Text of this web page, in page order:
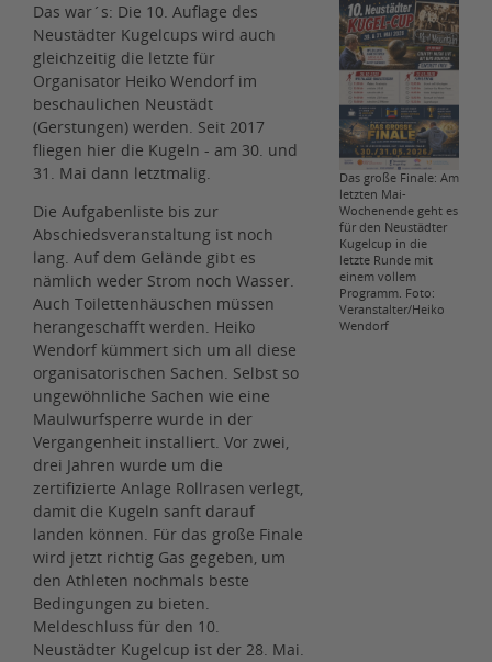
Das war´s: Die 10. Auflage des
Neustädter Kugelcups wird auch
gleichzeitig die letzte für
Organisator Heiko Wendorf im
beschaulichen Neustädt
(Gerstungen) werden. Seit 2017
fliegen hier die Kugeln - am 30. und
31. Mai dann letztmalig.
Die Aufgabenliste bis zur
Abschiedsveranstaltung ist noch
lang. Auf dem Gelände gibt es
nämlich weder Strom noch Wasser.
Auch Toilettenhäuschen müssen
herangeschafft werden. Heiko
Wendorf kümmert sich um all diese
organisatorischen Sachen. Selbst so
ungewöhnliche Sachen wie eine
Maulwurfsperre wurde in der
Vergangenheit installiert. Vor zwei,
drei Jahren wurde um die
zertifizierte Anlage Rollrasen verlegt,
damit die Kugeln sanft darauf
landen können. Für das große Finale
wird jetzt richtig Gas gegeben, um
den Athleten nochmals beste
Bedingungen zu bieten.
Meldeschluss für den 10.
Neustädter Kugelcup ist der 28. Mai.
Das große Finale: Am
letzten Mai-
Wochenende geht es
für den Neustädter
Kugelcup in die
letzte Runde mit
einem vollem
Programm. Foto:
Veranstalter/Heiko
Wendorf